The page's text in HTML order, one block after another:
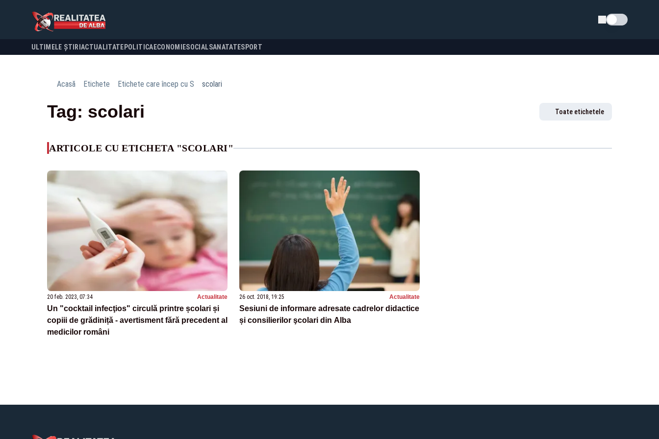
Schimba tema
ULTIMELE ȘTIRI ACTUALITATE POLITICA ECONOMIESOCIALSANATATESPORT
Acasă Etichete Etichete care încep cu S scolari
Tag: scolari Toate etichetele
ARTICOLE CU ETICHETA "SCOLARI"
20 feb. 2023, 07:34 Actualitate
Un "cocktail infecţios" circulă printre școlari și
copiii de grădiniță - avertisment fără precedent al
medicilor români
26 oct. 2018, 19:25 Actualitate
Sesiuni de informare adresate cadrelor didactice
și consilierilor şcolari din Alba